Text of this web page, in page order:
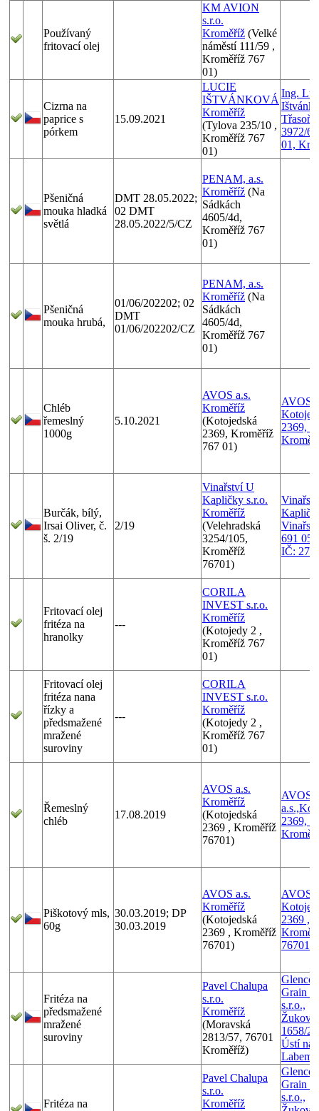
Používaný
fritovací olej
KM AVION
s.r.o.
Kroměříž (Velké
náměstí 111/59 ,
Kroměříž 767
01)
Cizrna na
paprice s
pórkem
15.09.2021
LUCIE
IŠTVÁNKOVÁ
Kroměříž
(Tylova 235/10 ,
Kroměříž 767
01)
Ing.
3972/6,
01,
Pšeničná
mouka hladká
světlá
DMT 28.05.2022;
02 DMT
28.05.2022/5/CZ
PENAM, a.s.
Kroměříž (Na
Sádkách
4605/4d,
Kroměříž 767
01)
Pšeničná
mouka hrubá,
01/06/202202; 02
DMT
01/06/202202/CZ
PENAM, a.s.
Kroměříž (Na
Sádkách
4605/4d,
Kroměříž 767
01)
Chléb
řemeslný
1000g
5.10.2021
AVOS a.s.
Kroměříž
(Kotojedská
2369, Kroměříž
767 01)
AVOS
2369,
Burčák, bílý,
Irsai Oliver, č.
š. 2/19
2/19
Vinařství U
Kapličky s.r.o.
Kroměříž
(Velehradská
3254/105,
Kroměříž
76701)
691 05
IČ:
Fritovací olej
fritéza na
hranolky
---
CORILA
INVEST s.r.o.
Kroměříž
(Kotojedy 2 ,
Kroměříž 767
01)
Fritovací olej
fritéza nana
řízky a
předsmažené
mražené
suroviny
---
CORILA
INVEST s.r.o.
Kroměříž
(Kotojedy 2 ,
Kroměříž 767
01)
Řemeslný
chléb
17.08.2019
AVOS a.s.
Kroměříž
(Kotojedská
2369 , Kroměříž
76701)
AVOS
2369,
Piškotový mls,
60g
30.03.2019; DP
30.03.2019
AVOS a.s.
Kroměříž
(Kotojedská
2369 , Kroměříž
76701)
AVOS
2369 ,
76701
Fritéza na
předsmažené
mražené
suroviny
Pavel Chalupa
s.r.o.
Kroměříž
(Moravská
2813/57, 76701
Kroměříž)
Grain
s.r.o.,
1658/
Ústí nad
Labem
Fritéza na
Pavel Chalupa
s.r.o.
Kroměříž
Grain
s.r.o.,